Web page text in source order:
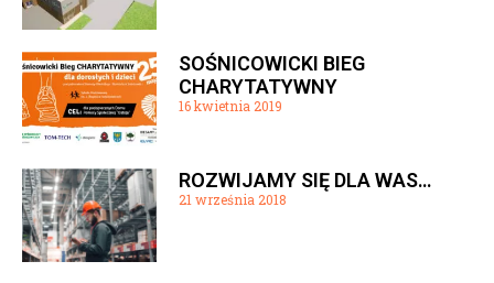
SOŚNICOWICKI BIEG
CHARYTATYWNY
16 kwietnia 2019
ROZWIJAMY SIĘ DLA WAS…
21 września 2018